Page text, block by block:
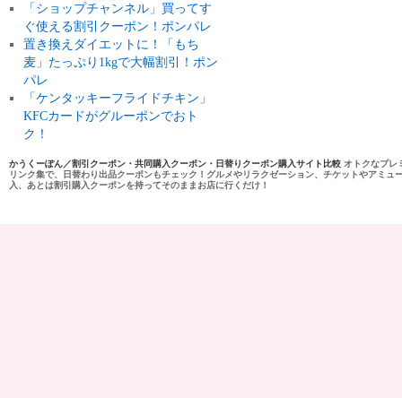
「ショップチャンネル」買ってす
ぐ使える割引クーポン！ポンパレ
置き換えダイエットに！「もち
麦」たっぷり1kgで大幅割引！ポン
パレ
「ケンタッキーフライドチキン」
KFCカードがグルーポンでおト
ク！
かうくーぽん／割引クーポン・共同購入クーポン・日替りクーポン購入サイト比較 オトクなプレ
リンク集で、日替わり出品クーポンもチェック！グルメやリラクゼーション、チケットやアミ
入、あとは割引購入クーポンを持ってそのままお店に行くだけ！